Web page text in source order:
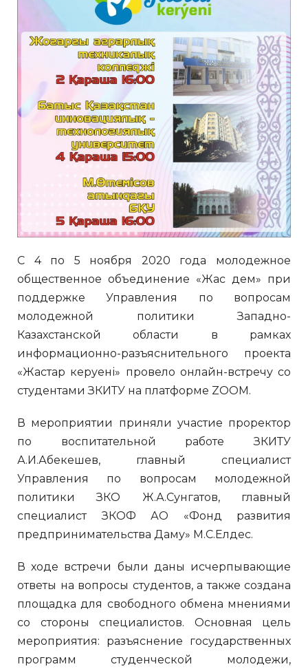
С 4 по 5 ноября 2020 года молодежное
общественное объединение «Жас дем» при
поддержке Управления по вопросам
молодежной политики Западно-
Казахстанской области в рамках
информационно-разъяснительного проекта
«Жастар керуені» провело онлайн-встречу со
студентами ЗКИТУ на платформе ZOOM.
В мероприятии приняли участие проректор
по воспитательной работе ЗКИТУ
А.И.Абекешев, главный специалист
Управления по вопросам молодежной
политики ЗКО Ж.А.Сунгатов, главный
специалист ЗКОФ АО «Фонд развития
предпринимательства Даму» М.С.Елдес.
В ходе встречи были даны исчерпывающие
ответы на вопросы студентов, а также создана
площадка для свободного обмена мнениями
со стороны специалистов. Основная цель
мероприятия: разъяснение государственных
программ студенческой молодежи,